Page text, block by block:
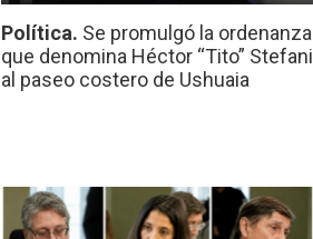
Política. Se promulgó la ordenanza
que denomina Héctor “Tito” Stefani
al paseo costero de Ushuaia